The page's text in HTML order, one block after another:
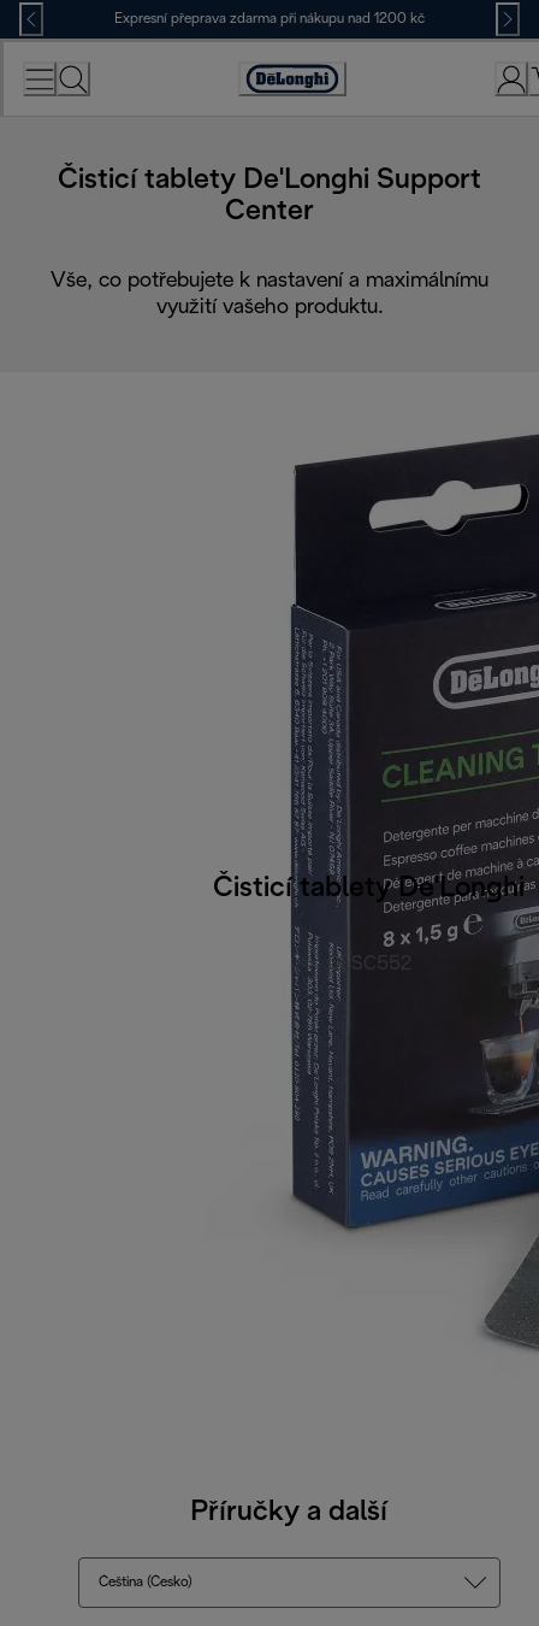
Skip
to
Content
Expresní přeprava zdarma při nákupu nad 1200 kč
Accessibility
Čisticí tablety De'Longhi Support
Center
Vše, co potřebujete k nastavení a maximálnímu
využití vašeho produktu.
Čisticí tablety De'Longhi
DLSC552
Příručky a další
Čeština (Česko)